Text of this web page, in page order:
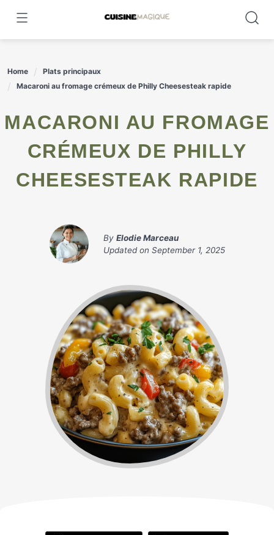
content
Home
Plats principaux
Macaroni au fromage crémeux de Philly Cheesesteak rapide
MACARONI AU FROMAGE
CRÉMEUX DE PHILLY
CHEESESTEAK RAPIDE
By Elodie Marceau
Updated on September 1, 2025